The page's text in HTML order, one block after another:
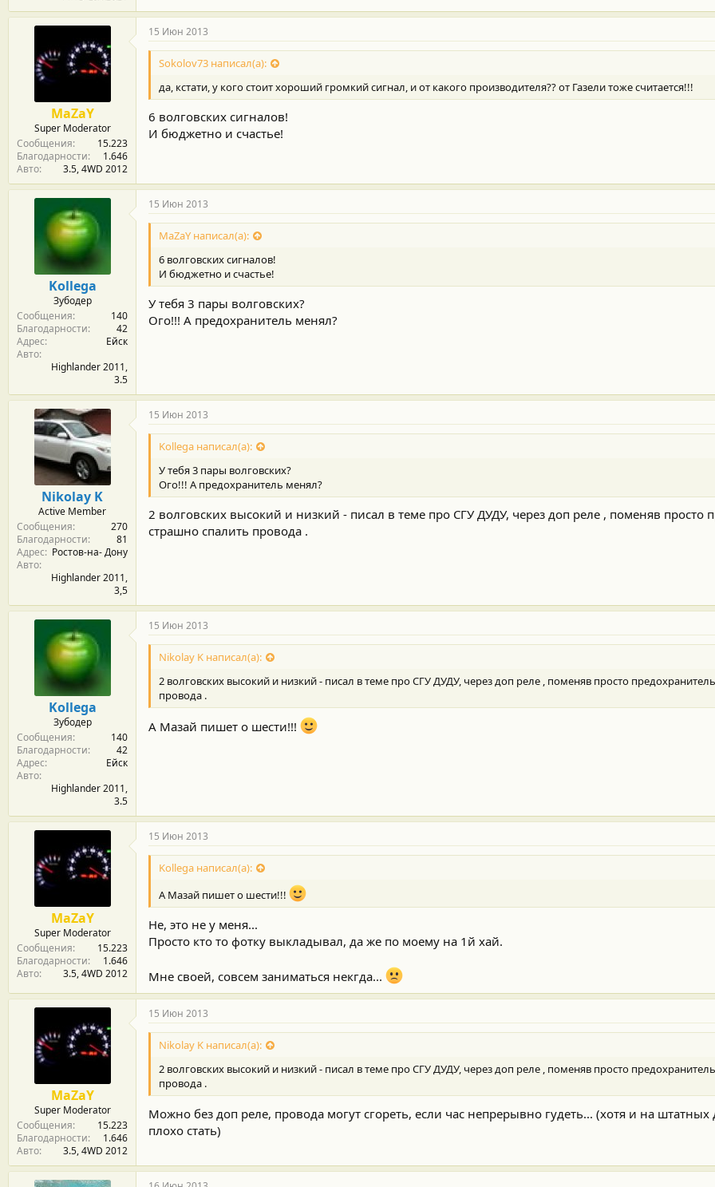
MaZaY
Super Moderator
Сообщения
15.223
Благодарности
1.646
Авто
3.5, 4WD 2012
15 Июн 2013
Sokolov73 написал(а):
да, кстати, у кого стоит хороший громкий сигнал, и от какого производителя?? от Газели тоже считается!!!
6 волговских сигналов!
И бюджетно и счастье!
Kollega
Зубодер
Сообщения
140
Благодарности
42
Адрес
Ейск
Авто
Highlander 2011,
3.5
15 Июн 2013
MaZaY написал(а):
6 волговских сигналов!
И бюджетно и счастье!
У тебя 3 пары волговских?
Ого!!! А предохранитель менял?
Nikolay K
Active Member
Сообщения
270
Благодарности
81
Адрес
Ростов-на- Дону
Авто
Highlander 2011,
3,5
15 Июн 2013
Kollega написал(а):
У тебя 3 пары волговских?
Ого!!! А предохранитель менял?
2 волговских высокий и низкий - писал в теме про СГУ ДУДУ, через доп реле , поменяв просто
страшно спалить провода .
Kollega
Зубодер
Сообщения
140
Благодарности
42
Адрес
Ейск
Авто
Highlander 2011,
3.5
15 Июн 2013
Nikolay K написал(а):
2 волговских высокий и низкий - писал в теме про СГУ ДУДУ, через доп реле , поменяв просто
провода .
А Мазай пишет о шести!!!
MaZaY
Super Moderator
Сообщения
15.223
Благодарности
1.646
Авто
3.5, 4WD 2012
15 Июн 2013
Kollega написал(а):
А Мазай пишет о шести!!!
Не, это не у меня...
Просто кто то фотку выкладывал, да же по моему на 1й хай.
Мне своей, совсем заниматься некгда...
MaZaY
Super Moderator
Сообщения
15.223
Благодарности
1.646
Авто
3.5, 4WD 2012
15 Июн 2013
Nikolay K написал(а):
2 волговских высокий и низкий - писал в теме про СГУ ДУДУ, через доп реле , поменяв просто
провода .
Можно без доп реле, провода могут сгореть, если час непрерывно гудеть... (хотя и на
плохо стать)